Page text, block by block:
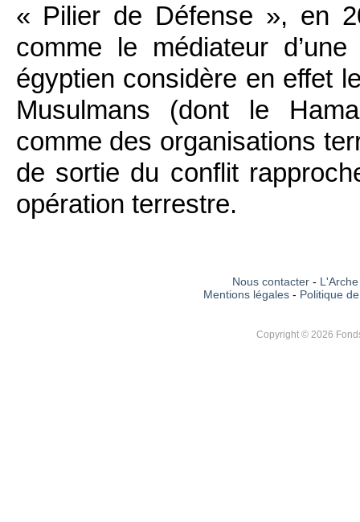
« Pilier de Défense », en
comme le médiateur
égyptien considère en effet
Musulmans (dont le
comme des organisations
de sortie du conflit
opération terrestre.
Nous contacter-
Mentions légales - Politique
Copyright © 2026